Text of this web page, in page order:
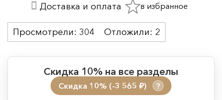
Скидка 10% на все разделы
Скидка 10% (-3 565 руб.) ?
Просмотрели: 304 Отложили: 2
Доставка и оплата в избранное